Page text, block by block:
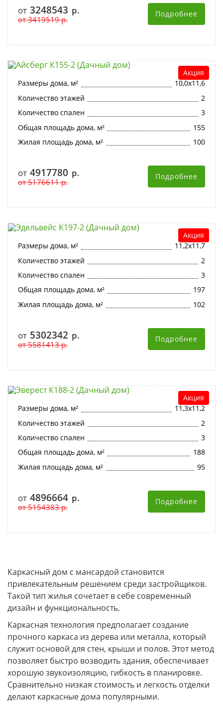
от 3248543 р.
от3419519р.
Подробнее
Акция
Размеры дома, м²
10,0х11,6
Количество этажей
2
Количество спален
3
Общая площадь дома, м²
155
Жилая площадь дома, м²
100
от 4917780 р.
от5176611р.
Подробнее
Акция
Размеры дома, м²
11,2х11,7
Количество этажей
2
Количество спален
3
Общая площадь дома, м²
197
Жилая площадь дома, м²
102
от 5302342 р.
от5581413р.
Подробнее
Акция
Размеры дома, м²
11,3х11,2
Количество этажей
2
Количество спален
3
Общая площадь дома, м²
188
Жилая площадь дома, м²
95
от 4896664 р.
от5154383р.
Подробнее
Каркасный дом с мансардой становится
привлекательным решением среди застройщиков.
Такой тип жилья сочетает в себе современный
дизайн и функциональность.
Каркасная технология предполагает создание
прочного каркаса из дерева или металла, который
служит основой для стен, крыши и полов. Этот метод
позволяет быстро возводить здания, обеспечивает
хорошую звукоизоляцию, гибкость в планировке.
Сравнительно низкая стоимость и легкость отделки
делают каркасные дома популярными.